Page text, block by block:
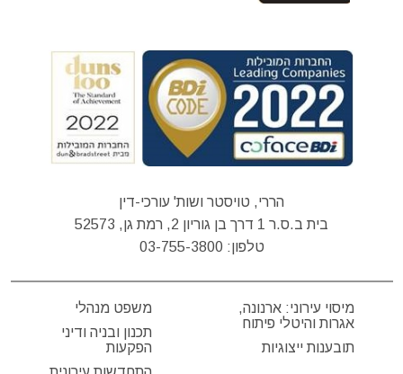
הררי, טויסטר ושות' עורכי-דין
בית ב.ס.ר 1 דרך בן גוריון 2, רמת גן, 52573
טלפון: 03-755-3800
מיסוי עירוני: ארנונה,
אגרות והיטלי פיתוח
תובענות ייצוגיות
משפט מנהלי
תכנון ובניה ודיני
הפקעות